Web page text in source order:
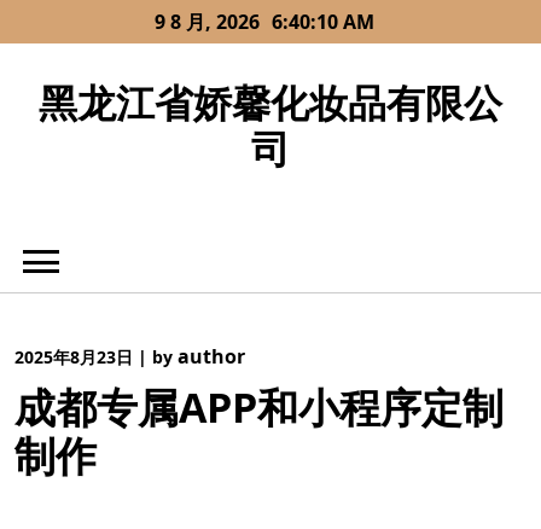
to
9 8 月, 2026 6:40:10 AM
黑龙江省娇馨化妆品有限公
司
2025年8月23日 | by author
成都专属APP和小程序定制
制作